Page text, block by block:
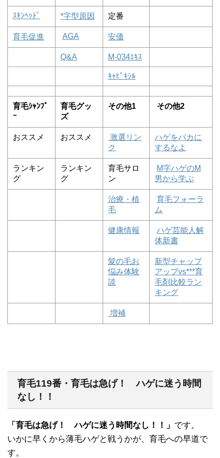
ｽｷﾝﾍｯﾄﾞ *字型原因 定番
育毛促進 AGA 安価
Q&A M-034ｴｷｽ
ｷｬﾋﾟｷｼﾙ
育毛ｼｬﾝﾌﾟ
ｰ
育毛グッ
ズ
その他1 その他2
おススメ おススメ
激選リン
ク
ハゲをバカに
するなよ
ランキン
グ
ランキン
グ
育毛サロ
ン
M字ハゲのM
男から学ぶ
治療・植
毛
育毛フォーラ
ム
健康情報
ハゲ芸能人解
体新書
髪の毛お
悩み体験
談
新型チャップ
アップvs***育
毛剤比較ラン
キング
増補
育毛119番・育毛は急げ！ ハゲに迷う時間
なし！！
「育毛は急げ！ ハゲに迷う時間なし！！」 です。
いかに早くから薄毛ハゲと戦うかが、育毛への早道で
す。